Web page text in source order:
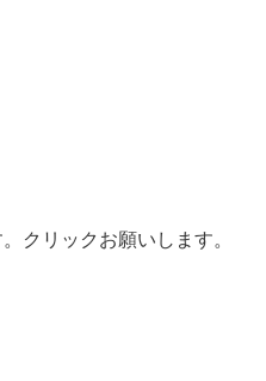
クリックお願いします。